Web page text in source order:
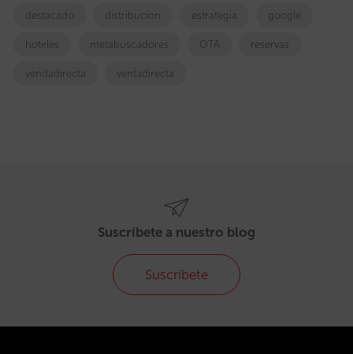
destacado distribucion estrategia google
hoteles metabuscadores OTA reservas
vendadirecta ventadirecta
Suscríbete a nuestro blog
Suscríbete